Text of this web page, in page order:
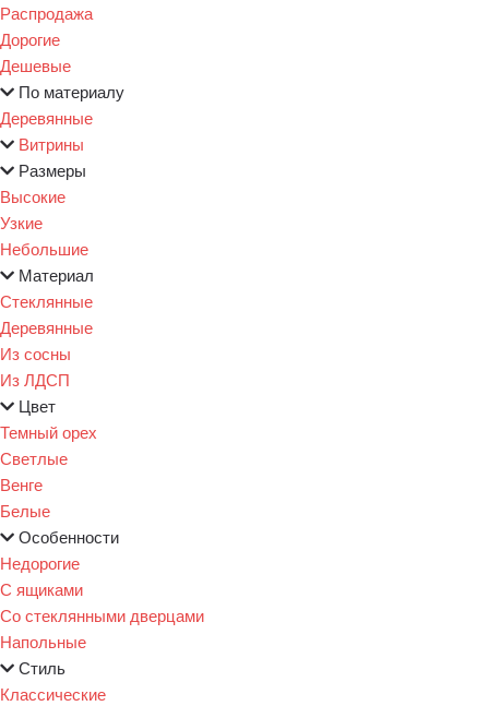
Распродажа
Дорогие
Дешевые
По материалу
Деревянные
Витрины
Размеры
Высокие
Узкие
Небольшие
Материал
Стеклянные
Деревянные
Из сосны
Из ЛДСП
Цвет
Темный орех
Светлые
Венге
Белые
Особенности
Недорогие
С ящиками
Со стеклянными дверцами
Напольные
Стиль
Классические